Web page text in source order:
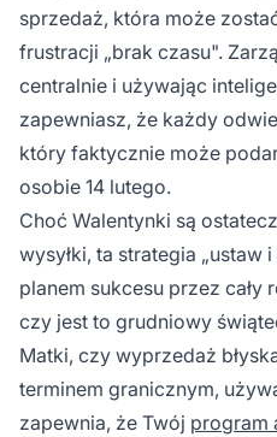
sprzedaż, która może
frustracji „brak czasu".
centralnie i używając
zapewniasz, że każdy
który faktycznie może
osobie 14 lutego.
Choć Walentynki są
wysyłki, ta strategia „ustaw
planem sukcesu przez cały
czy jest to grudniowy
Matki, czy wyprzedaż
terminem granicznym,
zapewnia, że Twój program